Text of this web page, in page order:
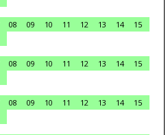
08 09 10 11 12 13 14
15
08 09 10 11 12 13 14
15
08 09 10 11 12 13 14
15